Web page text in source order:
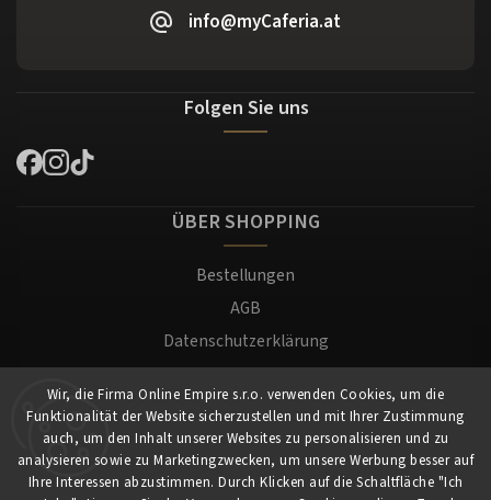
Wir, die Firma Online Empire s.r.o. verwenden Cookies, um die
Funktionalität der Website sicherzustellen und mit Ihrer Zustimmung
auch, um den Inhalt unserer Websites zu personalisieren und zu
analysieren sowie zu Marketingzwecken, um unsere Werbung besser auf
Ihre Interessen abzustimmen. Durch Klicken auf die Schaltfläche "Ich
info@myCaferia.at
Folgen Sie uns
ÜBER SHOPPING
Bestellungen
AGB
Datenschutzerklärung
Versand und Zahlung
Warenrücksendung
Impressum